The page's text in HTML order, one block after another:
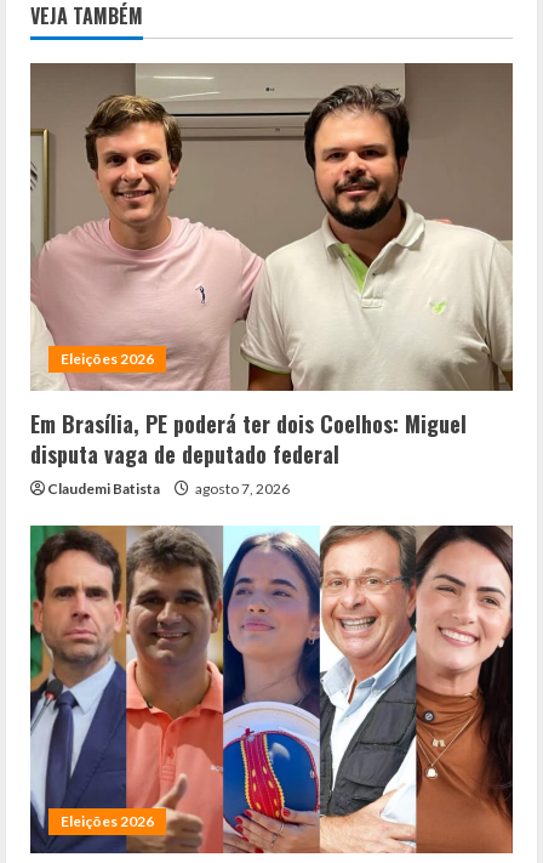
VEJA TAMBÉM
Eleições 2026
Em Brasília, PE poderá ter dois Coelhos: Miguel
disputa vaga de deputado federal
Claudemi Batista agosto 7, 2026
Eleições 2026